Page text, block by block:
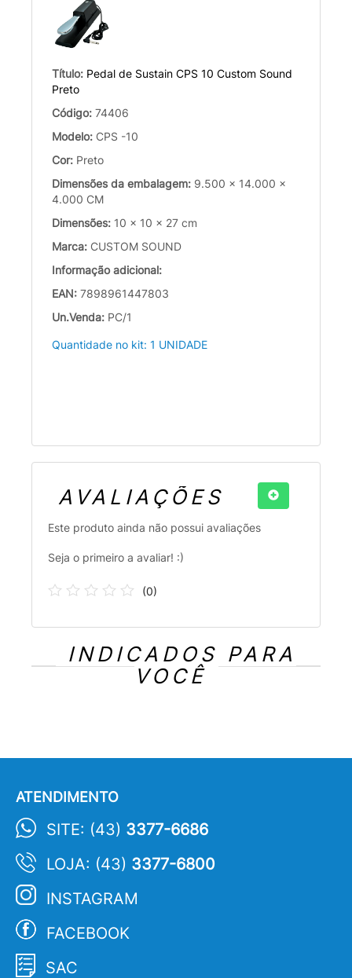
Título: Pedal de Sustain CPS 10 Custom Sound
Preto
Código: 74406
Modelo: CPS -10
Cor: Preto
Dimensões da embalagem: 9.500 x 14.000 x
4.000 CM
Dimensões: 10 x 10 x 27 cm
Marca: CUSTOM SOUND
Informação adicional:
EAN: 7898961447803
Un.Venda: PC/1
Quantidade no kit: 1 UNIDADE
AVALIAÇÕES
Este produto ainda não possui avaliações
Seja o primeiro a avaliar! :)
(0)
INDICADOS PARA
VOCÊ
ATENDIMENTO
SITE: (43) 3377-6686
LOJA: (43) 3377-6800
INSTAGRAM
FACEBOOK
SAC